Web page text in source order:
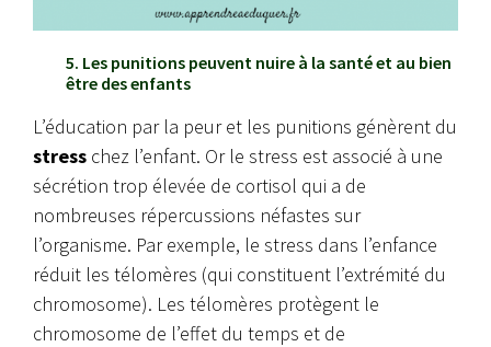
5. Les punitions peuvent nuire à la santé et au bien
être des enfants
L’éducation par la peur et les punitions génèrent du
stress chez l’enfant. Or le stress est associé à une
sécrétion trop élevée de cortisol qui a de
nombreuses répercussions néfastes sur
l’organisme. Par exemple, le stress dans l’enfance
réduit les télomères (qui constituent l’extrémité du
chromosome). Les télomères protègent le
chromosome de l’effet du temps et de